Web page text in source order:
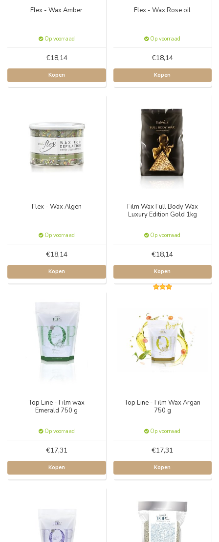
Flex - Wax Amber
Op voorraad
€18,14
Kopen
Flex - Wax Rose oil
Op voorraad
€18,14
Kopen
Flex - Wax Algen
Op voorraad
€18,14
Kopen
Film Wax Full Body Wax
Luxury Edition Gold 1kg
Op voorraad
€18,14
Kopen
Top Line - Film wax
Emerald 750 g
Op voorraad
€17,31
Kopen
Top Line - Film Wax Argan
750 g
Op voorraad
€17,31
Kopen